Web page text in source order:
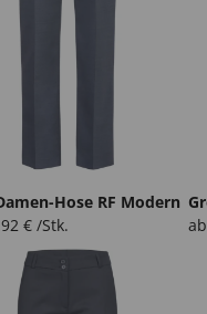
Hose RF Modern
€ /Stk.
ab